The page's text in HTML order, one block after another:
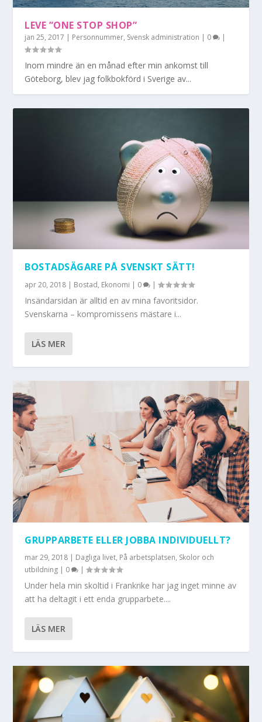
LEVE ”ONE STOP SHOP”
jan 25, 2017 | Personnummer, Svensk administration | 0 |
Inom mindre än en månad efter min ankomst till
Göteborg, blev jag folkbokförd i Sverige av...
BOSTADSÄGARE PÅ SVENSKT SÄTT!
apr 20, 2018 Bostad, Ekonomi 0 |
Insändarsidan är alltid en av mina favoritsidor.
Svenskarna – kompromissens mästare i...
LÄS MER
GRUPPARBETE ELLER JOBBA INDIVIDUELLT?
mar 29, 2018 | Dagliga livet, På arbetsplatsen, Skolor och
utbildning | 0 |
Under hela min skoltid i Frankrike har jag inget minne av
att ha deltagit i ett enda grupparbete....
LÄS MER